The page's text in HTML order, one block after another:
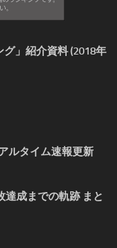
グ」紹介資料 (2018年
ルタイム速報更新
達成までの軌跡 まと